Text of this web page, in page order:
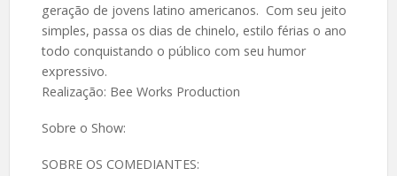
geração de jovens latino americanos. Com seu jeito
simples, passa os dias de chinelo, estilo férias o ano
todo conquistando o público com seu humor
expressivo.
Realização: Bee Works Production
Sobre o Show:
SOBRE OS COMEDIANTES: